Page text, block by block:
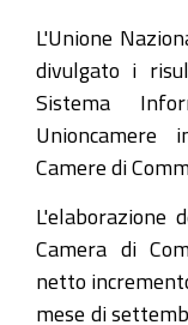
L'Unione
divulgato i
Sistema
Unioncamere
Camere di
L'elaborazione
Camera di
netto
mese di